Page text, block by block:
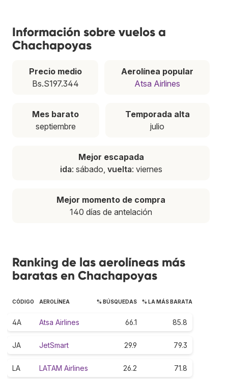
Información sobre vuelos a
Chachapoyas
Precio medio
Bs.S197.344
Aerolínea popular
Atsa Airlines
Mes barato
septiembre
Temporada alta
julio
Mejor escapada
ida: sábado, vuelta: viernes
Mejor momento de compra
140 días de antelación
Ranking de las aerolíneas más
baratas en Chachapoyas
CÓDIGO AEROLÍNEA % BÚSQUEDAS % LA MÁS BARATA
4A Atsa Airlines 66.1 85.8
JA JetSmart 29.9 79.3
LA LATAM Airlines 26.2 71.8